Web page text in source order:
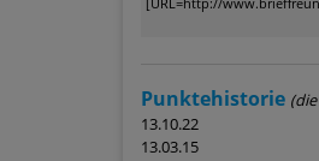
Punktehistorie
13.10.22
13.03.15